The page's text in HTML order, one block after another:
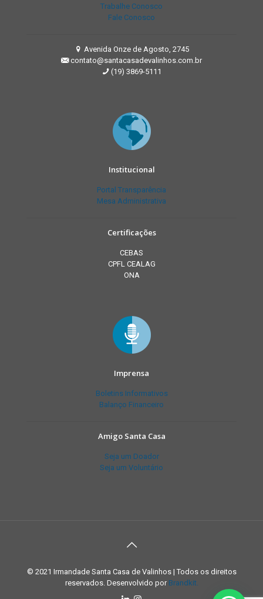
Trabalhe Conosco
Fale Conosco
Avenida Onze de Agosto, 2745
contato@santacasadevalinhos.com.br
(19) 3869-5111
Institucional
Portal Transparência
Mesa Administrativa
Certificações
CEBAS
CPFL CEALAG
ONA
Imprensa
Boletins Informativos
Balanço Financeiro
Amigo Santa Casa
Seja um Doador
Seja um Voluntário
© 2021 Irmandade Santa Casa de Valinhos | Todos os direitos
reservados. Desenvolvido por Brandkit.